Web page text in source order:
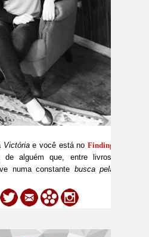
Victóriae você está no Finding
alguém que, entre livros,
numa constante busca pela